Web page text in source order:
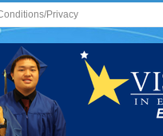
Privacy